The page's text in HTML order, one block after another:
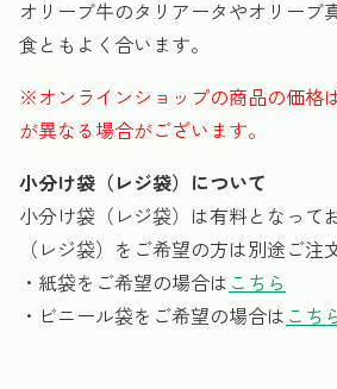
オリーブ牛のタリアータやオリーブ
食ともよく合います。
※オンラインショップの商品の価格
が異なる場合がございます。
小分け袋（レジ袋）について
小分け袋（レジ袋）は有料となって
（レジ袋）をご希望の方は別途ご注
・紙袋をご希望の場合は こちら
・ビニール袋をご希望の場合は こち